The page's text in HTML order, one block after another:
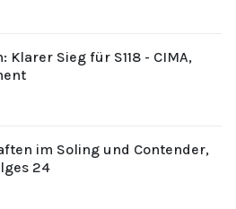
Klarer Sieg für S118 - CIMA,
im Soling und Contender,
24